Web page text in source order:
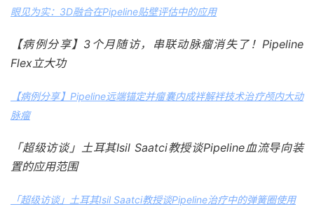
眼见为实：3D融合在Pipeline贴壁评估中的应用
【病例分享】3个月随访，串联动脉瘤消失了！Pipeline
Flex立大功
【病例分享】Pipeline远端锚定并瘤囊内成袢解袢技术治疗颅内大动
脉瘤
「超级访谈」土耳其Isil Saatci教授谈Pipeline血流导向装
置的应用范围
「超级访谈」土耳其Isil Saatci教授谈Pipeline治疗中的弹簧圈使用